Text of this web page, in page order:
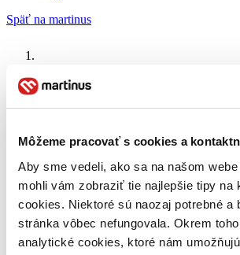
Môžeme pracovať s cookies a
Aby sme vedeli, ako sa na našom
mohli vám zobraziť tie najlepšie tipy na
cookies. Niektoré sú naozaj potrebné a
stránka vôbec nefungovala. Okrem
analytické cookies, ktoré nám
Späť na martinus
Radka Denemarková
O nás
Náš príbeh
Náš zmysel
Galéria Martinusu
Zodpovednosť
Pomáhame ďalej